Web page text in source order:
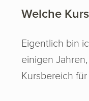
Welche
Eigentlich bin
einigen
Kursbereich